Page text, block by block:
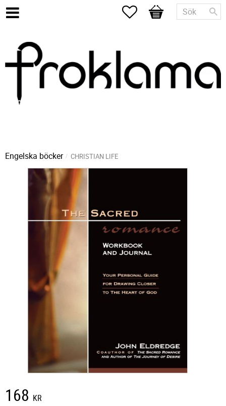
Favoriter
Kundvagn
Engelska böcker CHRISTIAN LIFE
168 KR